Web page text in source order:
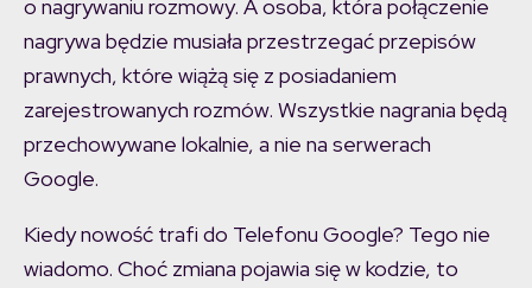
o nagrywaniu rozmowy. A osoba, która połączenie
nagrywa będzie musiała przestrzegać przepisów
prawnych, które wiążą się z posiadaniem
zarejestrowanych rozmów. Wszystkie nagrania będą
przechowywane lokalnie, a nie na serwerach
Google.
Kiedy nowość trafi do Telefonu Google? Tego nie
wiadomo. Choć zmiana pojawia się w kodzie, to